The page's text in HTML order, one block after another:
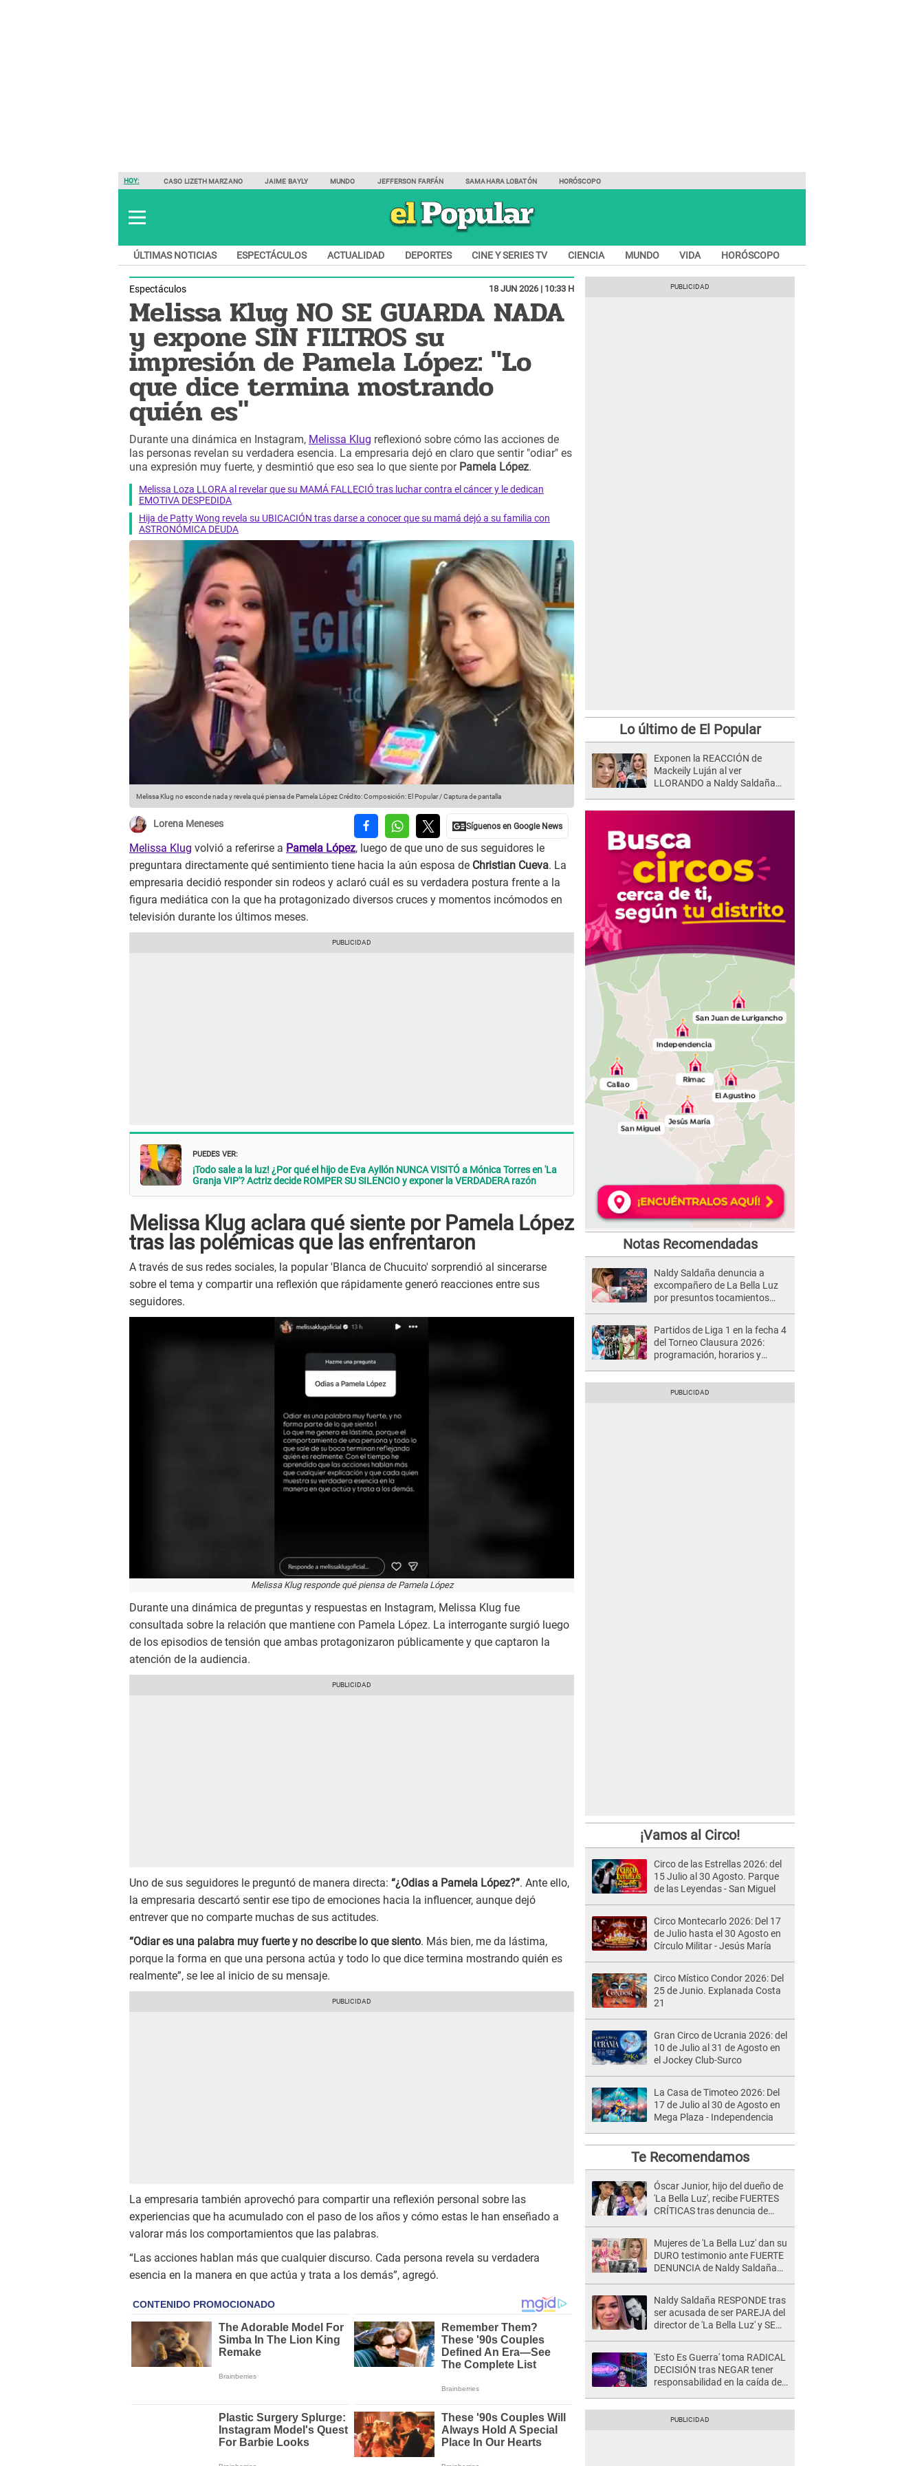
HOY: CASO LIZETH MARZANO JAIME BAYLY MUNDO JEFFERSON FARFÁN SAMAHARA LOBATÓN HORÓSCOPO
ÚLTIMAS NOTICIAS ESPECTÁCULOS ACTUALIDAD DEPORTES CINE Y SERIES TV CIENCIA MUNDO VIDA HORÓSCOPO
Espectáculos 18 JUN 2026 | 10:33 H
Melissa Klug NO SE GUARDA NADA
y expone SIN FILTROS su
impresión de Pamela López: "Lo
que dice termina mostrando
quién es"
Durante una dinámica en Instagram, Melissa Klug reflexionó sobre cómo las acciones de
las personas revelan su verdadera esencia. La empresaria dejó en claro que sentir "odiar" es
una expresión muy fuerte, y desmintió que eso sea lo que siente por Pamela López.
Melissa Loza LLORA al revelar que su MAMÁ FALLECIÓ tras luchar contra el cáncer y le dedican
EMOTIVA DESPEDIDA
Hija de Patty Wong revela su UBICACIÓN tras darse a conocer que su mamá dejó a su familia con
ASTRONÓMICA DEUDA
Melissa Klug no esconde nada y revela qué piensa de Pamela LópezCrédito: Composición: El Popular / Captura de pantalla
Lorena Meneses
Melissa Klug volvió a referirse a Pamela López, luego de que uno de sus seguidores le
preguntara directamente qué sentimiento tiene hacia la aún esposa de Christian Cueva. La
empresaria decidió responder sin rodeos y aclaró cuál es su verdadera postura frente a la
figura mediática con la que ha protagonizado diversos cruces y momentos incómodos en
televisión durante los últimos meses.
PUEDES VER:
¡Todo sale a la luz! ¿Por qué el hijo de Eva Ayllón NUNCA VISITÓ a Mónica Torres en 'La
Granja VIP'? Actriz decide ROMPER SU SILENCIO y exponer la VERDADERA razón
Melissa Klug aclara qué siente por Pamela López
tras las polémicas que las enfrentaron
A través de sus redes sociales, la popular 'Blanca de Chucuito' sorprendió al sincerarse
sobre el tema y compartir una reflexión que rápidamente generó reacciones entre sus
seguidores.
Melissa Klug responde qué piensa de Pamela López
Durante una dinámica de preguntas y respuestas en Instagram, Melissa Klug fue
consultada sobre la relación que mantiene con Pamela López. La interrogante surgió luego
de los episodios de tensión que ambas protagonizaron públicamente y que captaron la
atención de la audiencia.
Uno de sus seguidores le preguntó de manera directa: “¿Odias a Pamela López?”. Ante ello,
la empresaria descartó sentir ese tipo de emociones hacia la influencer, aunque dejó
entrever que no comparte muchas de sus actitudes.
“Odiar es una palabra muy fuerte y no describe lo que siento. Más bien, me da lástima,
porque la forma en que una persona actúa y todo lo que dice termina mostrando quién es
realmente”, se lee al inicio de su mensaje.
La empresaria también aprovechó para compartir una reflexión personal sobre las
experiencias que ha acumulado con el paso de los años y cómo estas le han enseñado a
valorar más los comportamientos que las palabras.
“Las acciones hablan más que cualquier discurso. Cada persona revela su verdadera
esencia en la manera en que actúa y trata a los demás”, agregó.
Lo último de El Popular
Exponen la REACCIÓN de
Mackeily Luján al ver
LLORANDO a Naldy Saldaña
Notas Recomendadas
Naldy Saldaña denuncia a
excompañero de La Bella Luz
por presuntos tocamientos
Partidos de Liga 1 en la fecha 4
del Torneo Clausura 2026:
programación, horarios y
¡Vamos al Circo!
Circo de las Estrellas 2026: del
15 Julio al 30 Agosto. Parque
de las Leyendas - San Miguel
Circo Montecarlo 2026: Del 17
de Julio hasta el 30 Agosto en
Círculo Militar - Jesús María
Circo Místico Condor 2026: Del
25 de Junio. Explanada Costa
21
Gran Circo de Ucrania 2026: del
10 de Julio al 31 de Agosto en
el Jockey Club-Surco
La Casa de Timoteo 2026: Del
17 de Julio al 30 de Agosto en
Mega Plaza - Independencia
Te Recomendamos
Óscar Junior, hijo del dueño de
'La Bella Luz', recibe FUERTES
CRÍTICAS tras denuncia de
Mujeres de 'La Bella Luz' dan su
DURO testimonio ante FUERTE
DENUNCIA de Naldy Saldaña
Naldy Saldaña RESPONDE tras
ser acusada de ser PAREJA del
director de 'La Bella Luz' y SE
'Esto Es Guerra' toma RADICAL
DECISIÓN tras NEGAR tener
responsabilidad en la caída de